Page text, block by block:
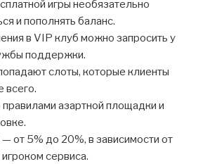
игры необязательно
и пополнять баланс.
в VIP клуб можно запросить у
поддержки.
слоты, которые клиенты
всего.
азартной площадки и
от 5% до 20%, в зависимости от
сервиса.